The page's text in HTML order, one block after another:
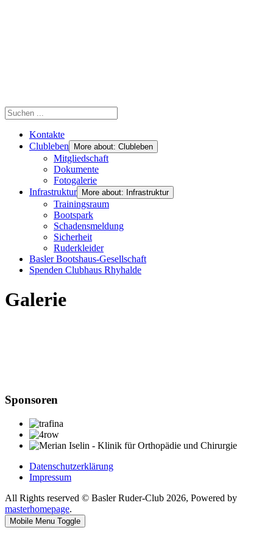
Kontakte
Clubleben
More about: Clubleben
Mitgliedschaft
Dokumente
Fotogalerie
Infrastruktur
More about: Infrastruktur
Trainingsraum
Bootspark
Schadensmeldung
Sicherheit
Ruderkleider
Basler Bootshaus-Gesellschaft
Spenden Clubhaus Rhyhalde
Galerie
Sponsoren
Datenschutzerklärung
Impressum
All Rights reserved © Basler Ruder-Club 2026, Powered by
masterhomepage.
Mobile Menu Toggle